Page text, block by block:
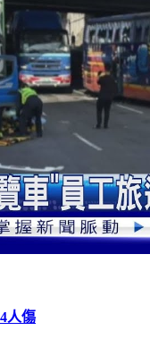
人傷